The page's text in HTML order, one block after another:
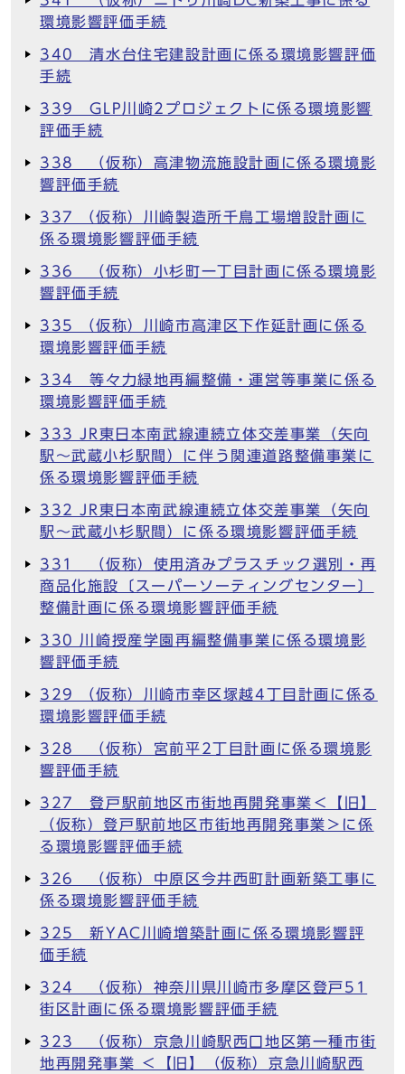
環境影響評価手続
340 清水台住宅建設計画に係る環境影響評価
手続
339 GLP川崎2プロジェクトに係る環境影響
評価手続
338 （仮称）高津物流施設計画に係る環境影
響評価手続
337 （仮称）川崎製造所千鳥工場増設計画に
係る環境影響評価手続
336 （仮称）小杉町一丁目計画に係る環境影
響評価手続
335 （仮称）川崎市高津区下作延計画に係る
環境影響評価手続
334 等々力緑地再編整備・運営等事業に係る
環境影響評価手続
333 JR東日本南武線連続立体交差事業（矢向
駅～武蔵小杉駅間）に伴う関連道路整備事業に
係る環境影響評価手続
332 JR東日本南武線連続立体交差事業（矢向
駅～武蔵小杉駅間）に係る環境影響評価手続
331 （仮称）使用済みプラスチック選別・再
商品化施設〔スーパーソーティングセンター〕
整備計画に係る環境影響評価手続
330 川崎授産学園再編整備事業に係る環境影
響評価手続
329 （仮称）川崎市幸区塚越4丁目計画に係る
環境影響評価手続
328 （仮称）宮前平2丁目計画に係る環境影
響評価手続
327 登戸駅前地区市街地再開発事業＜【旧】
（仮称）登戸駅前地区市街地再開発事業＞に係
る環境影響評価手続
326 （仮称）中原区今井西町計画新築工事に
係る環境影響評価手続
325 新YAC川崎増築計画に係る環境影響評
価手続
324 （仮称）神奈川県川崎市多摩区登戸51
街区計画に係る環境影響評価手続
323 （仮称）京急川崎駅西口地区第一種市街
地再開発事業 ＜【旧】（仮称）京急川崎駅西